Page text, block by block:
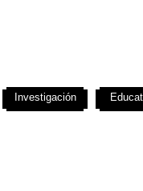
Investigación